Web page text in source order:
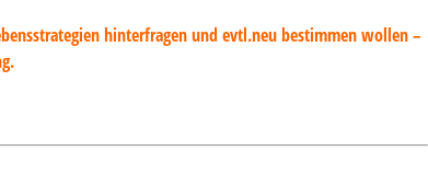
hinterfragen und evtl.neu bestimmen wollen –